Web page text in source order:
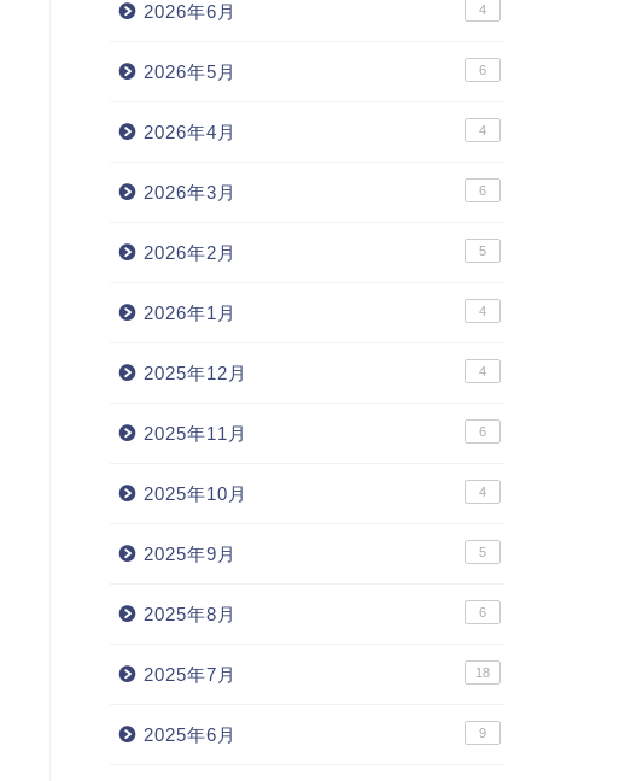
2026年6月 4
2026年5月 6
2026年4月 4
2026年3月 6
2026年2月 5
2026年1月 4
2025年12月 4
2025年11月 6
2025年10月 4
2025年9月 5
2025年8月 6
2025年7月 18
2025年6月 9